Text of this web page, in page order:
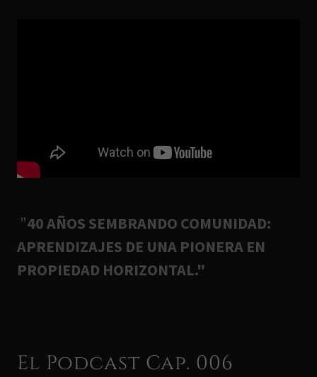
"40 AÑOS SEMBRANDO COMUNIDAD:
APRENDIZAJES DE UNA PIONERA EN
PROPIEDAD HORIZONTAL."
El Podcast Cap. 006